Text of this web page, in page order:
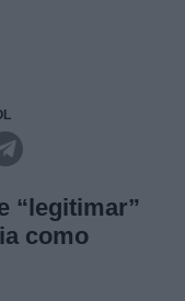
“legitimar”
como